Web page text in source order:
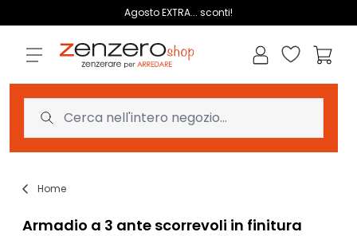
Agosto EXTRA... sconti!
Lista dei
Home
Armadio a 3 ante scorrevoli in finitura